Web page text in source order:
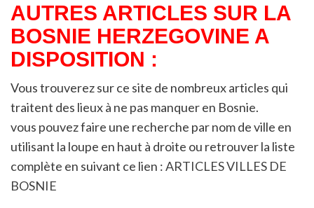
AUTRES ARTICLES SUR LA
BOSNIE HERZEGOVINE A
DISPOSITION :
Vous trouverez sur ce site de nombreux articles qui
traitent des lieux à ne pas manquer en Bosnie.
vous pouvez faire une recherche par nom de ville en
utilisant la loupe en haut à droite ou retrouver la liste
complète en suivant ce lien :ARTICLES VILLES DE
BOSNIE